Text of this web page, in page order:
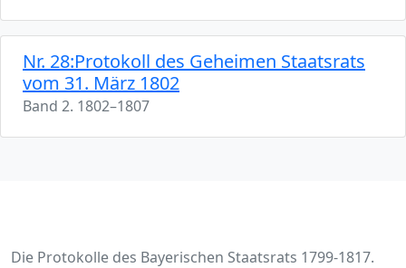
Nr. 28:Protokoll des Geheimen Staatsrats
vom 31. März 1802
Band 2. 1802–1807
Die Protokolle des Bayerischen Staatsrats 1799-1817.